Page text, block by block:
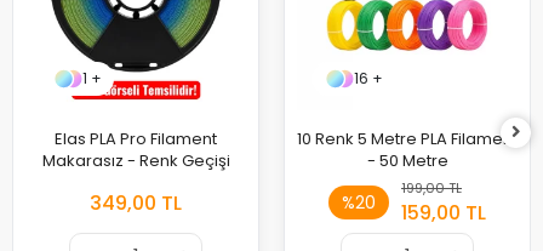
1 +
Elas PLA Pro Filament
Makarasız - Renk Geçişi
349,00 TL
16 +
10 Renk 5 Metre PLA Filament
- 50 Metre
%20
199,00 TL
159,00 TL